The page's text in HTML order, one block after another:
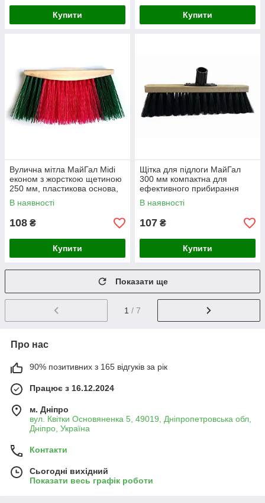
Купити Купити
Вулична мітла МайГал Midi
економ з жорсткою щетиною
250 мм, пластикова основа,
для прибирання доріжок
В наявності
108 ₴
Купити
Щітка для підлоги МайГал
300 мм компактна для
ефективного прибирання
будинку та офісу (А07-112)
В наявності
107 ₴
Купити
Показати ще
1 / 7
Про нас
90% позитивних з 165 відгуків за рік
Працює з 16.12.2024
м. Дніпро
вул. Квітки Основяненка 5, 49019, Дніпропетровська обл,
Дніпро, Україна
Контакти
Сьогодні вихідний
Показати весь графік роботи